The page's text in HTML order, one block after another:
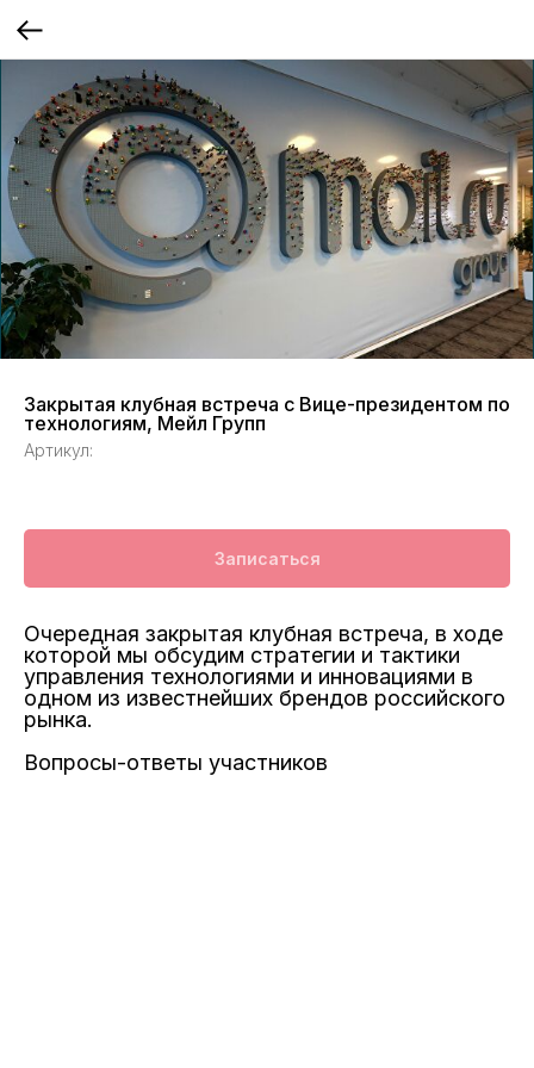
Закрытая клубная встреча с Вице-президентом по
технологиям, Мейл Групп
Артикул:
Записаться
Очередная закрытая клубная встреча, в ходе
которой мы обсудим стратегии и тактики
управления технологиями и инновациями в
одном из известнейших брендов российского
рынка.
Вопросы-ответы участников